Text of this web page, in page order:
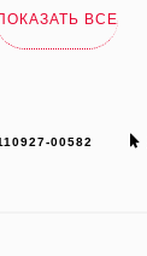
ВСЕ
00582